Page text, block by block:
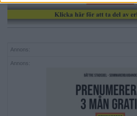
Annons:
Annons: